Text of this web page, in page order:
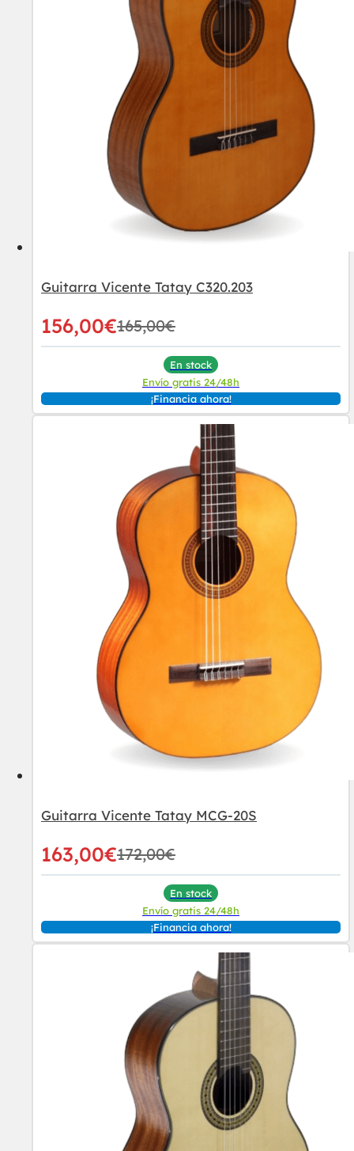
Guitarra Vicente Tatay C320.203
156,00€165,00€
En stock
Envío gratis 24/48h
¡Financia ahora!
Guitarra Vicente Tatay MCG-20S
163,00€172,00€
En stock
Envío gratis 24/48h
¡Financia ahora!